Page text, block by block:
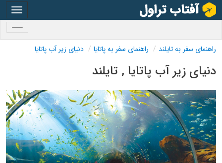
راهنمای سفر به تایلند راهنمای سفر به پاتایا دنیای زیر آب پاتایا
دنیای زیر آب پاتایا , تایلند